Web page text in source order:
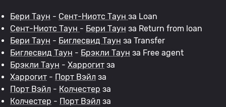
Бери Таун - Сент-Ниотс Таун за Loan
Сент-Ниотс Таун - Бери Таун за Return from loan
Бери Таун - Биглесвид Таун за Transfer
Биглесвид Таун - Брэкли Таун за Free agent
Брэкли Таун - Харрогит за
Харрогит - Порт Вэйл за
Порт Вэйл - Колчестер за
Колчестер - Порт Вэйл за